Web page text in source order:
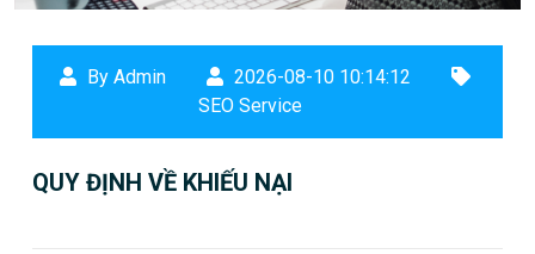
By Admin
2026-08-10 10:14:12
SEO Service
QUY ĐỊNH VỀ KHIẾU NẠI